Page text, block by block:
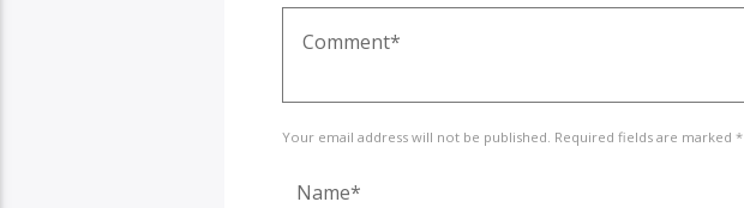
Your email address will not be published. Required fields are marked *